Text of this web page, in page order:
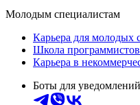
Молодым специалистам
Карьера для молодых
Школа программистов
Карьера в
Боты для уведомлений